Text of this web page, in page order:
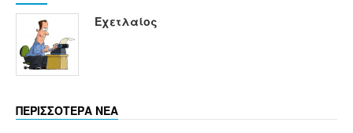
Εχετλαίος
ΠΕΡΙΣΣΟΤΕΡΑ ΝΕΑ